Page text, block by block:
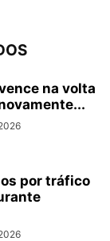
na volta
por tráfico